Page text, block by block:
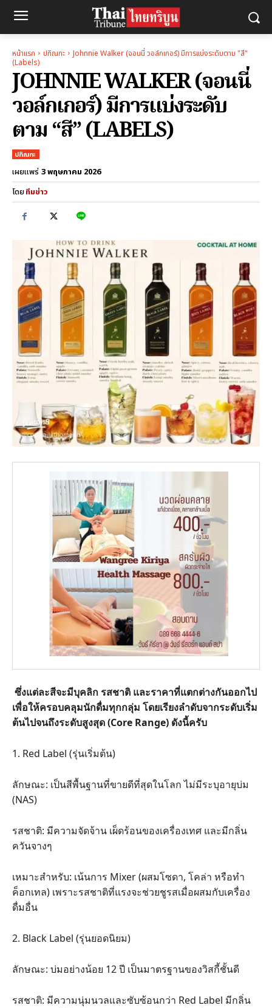
หน้าแรก ปกิณกะ
Johnnie Walker (จอนนี่ วอล์กเกอร์) มีการแบ่งระดับตาม "สี"
(Labels)
JOHNNIE WALKER (จอนนี่
วอล์กเกอร์) มีการแบ่งระดับ
ตาม “สี” (LABELS)
ปกิณกะ
เผยแพร่ 3 พฤษภาคม 2026
โดยทีมข่าว
ซึ่งแต่ละสีจะมีบุคลิก รสชาติ และราคาที่แตกต่างกันออกไป
เพื่อให้ครอบคลุมนักดื่มทุกกลุ่ม โดยเรียงลำดับจากระดับเริ่ม
ต้นไปจนถึงระดับสูงสุด (Core Range) ดังนี้ครับ
​1. Red Label (รุ่นเริ่มต้น)
​ลักษณะ: เป็นสีพื้นฐานที่ขายดีที่สุดในโลก ไม่มีระบุอายุบ่ม
(NAS)
​รสชาติ: มีความจัดจ้าน เผ็ดร้อนของเครื่องเทศ และมีกลิ่น
ควันจางๆ
​เหมาะสำหรับ: เน้นการ Mixer (ผสมโซดา, โคล่า หรือทำ
ค็อกเทล) เพราะรสชาติที่แรงจะช่วยชูรสเมื่อผสมกับเครื่อง
ดื่มอื่น
​2. Black Label (รุ่นยอดนิยม)
​ลักษณะ: บ่มอย่างน้อย 12 ปี เป็นมาตรฐานของวิสกี้ชั้นดี
​รสชาติ: มีความนุ่มนวลและซับซ้อนกว่า Red Label มีกลิ่น